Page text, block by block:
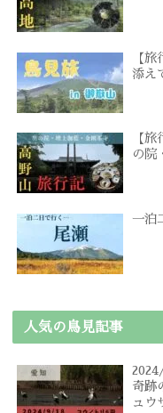
【
添え
【
の院
一泊
人気の鳥見記事
奇跡
ュウ